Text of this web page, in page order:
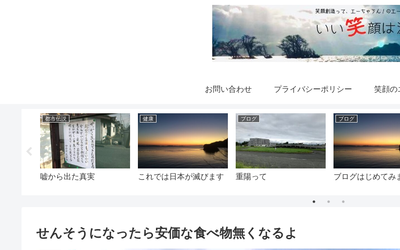
お問い合わせ プライバシーポリシー 笑顔の
都市伝説
嘘から出た真実
健康
これでは日本が滅びます
ブログ
重陽って
ブログ
ブログはじめてみ
せんそうになったら安価な食べ物無くなるよ